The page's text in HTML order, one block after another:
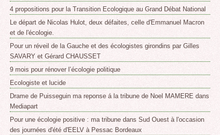
4 propositions pour la Transition Ecologique au Grand Débat National
Le départ de Nicolas Hulot, deux défaites, celle d'Emmanuel Macron
et de l'écologie.
Pour un réveil de la Gauche et des écologistes girondins par Gilles
SAVARY et Gérard CHAUSSET
9 mois pour rénover l’écologie politique
Ecologiste et lucide
Drame de Puisseguin ma reponse á la tribune de Noel MAMERE dans
Mediapart
Pour une écologie positive : ma tribune dans Sud Ouest à l'occasion
des journées d'été d'EELV à Pessac Bordeaux